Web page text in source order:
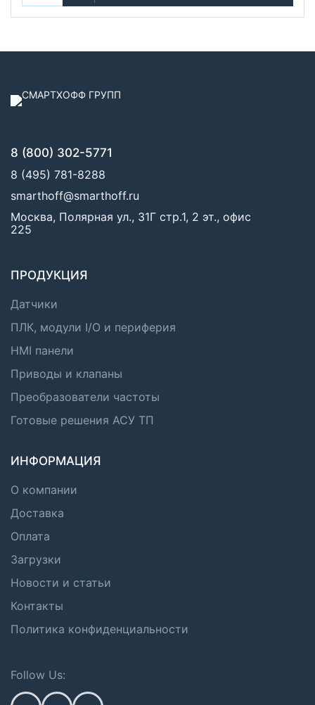
8 (800) 302-5771
8 (495) 781-8288
smarthoff@smarthoff.ru
Москва, Полярная ул., 31Г стр.1, 2 эт., офис
225
ПРОДУКЦИЯ
Датчики
ПЛК, модули I/O и периферия
HMI панели
Приводы и клапаны
Преобразователи частоты
Готовые решения АСУ ТП
ИНФОРМАЦИЯ
О компании
Доставка
Оплата
Загрузки
Новости и статьи
Контакты
Политика конфиденциальности
Follow Us: